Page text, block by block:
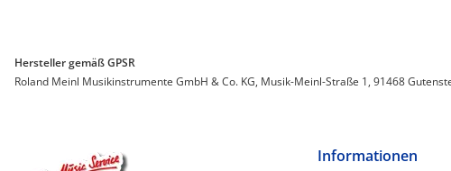
Hersteller gemäß GPSR
Roland Meinl Musikinstrumente GmbH & Co. KG, Musik-Meinl-Straße 1, 91468
Informationen